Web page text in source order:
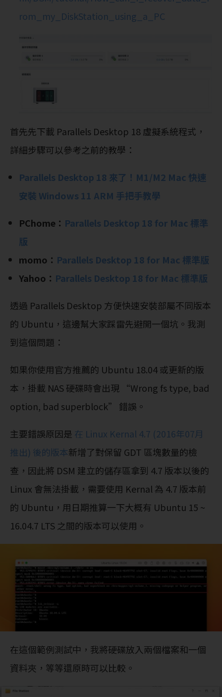
rom_my_DiskStation_using_a_PC
首先先下載 Parallels Desktop 18 虛擬系統程式，
詳細步驟可以參考之前的教學：
Parallels Desktop 18 來了！M1/M2 Mac 快速
安裝 Windows 11 ARM 手把手教學
PChome： Parallels Desktop 18 for Mac 標準
版
momo： Parallels Desktop 18 for Mac 標準版
Yahoo： Parallels Desktop 18 for Mac 標準版
透過 Parallels Desktop 方便快速安裝部屬不同版本
的 Ubuntu，這邊幫大家踩雷先避開一個坑。我測
到這個問題：
如果你使用官方推薦的 Ubuntu 18.04 或更新的版
本，掛載 NAS 硬碟時會出現 “Wrong fs type, bad
option, bad superblock” 錯誤。
主要錯誤原因是 在 Linux Kernal 4.7 (2016年07月
推出) 後的版本新增了對保留 GDT 區塊數量的檢
查，因此將 DSM 建立的儲存區拿到 4.7 版本以後的
Linux 會無法掛載，需要使用 Kernal 為 4.7 版本前
的 Ubuntu，用日期推算一下大概有 Ubuntu 15 ~
16.04.7 LTS 之間的版本可以使用。
在這個範例測試中，我將硬碟放入兩個檔案和一個
資料夾，等等還原時可以比較。